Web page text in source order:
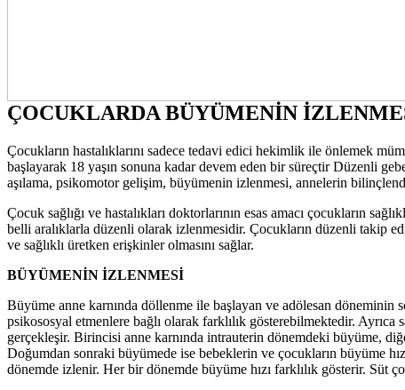
ÇOCUKLARDA BÜYÜMENİN
Çocukların hastalıklarını sadece tedavi edici hekimlik ile önlemek
başlayarak 18 yaşın sonuna kadar devem eden bir süreçtir Düzenli
aşılama, psikomotor gelişim, büyümenin izlenmesi, annelerin
Çocuk sağlığı ve hastalıkları doktorlarının esas amacı çocukların
belli aralıklarla düzenli olarak izlenmesidir. Çocukların düzenli takip
ve sağlıklı üretken erişkinler olmasını sağlar.
BÜYÜMENİN İZLENMESİ
Büyüme anne karnında döllenme ile başlayan ve adölesan döneminin
psikososyal etmenlere bağlı olarak farklılık gösterebilmektedir.
gerçekleşir. Birincisi anne karnında intrauterin dönemdeki büyüme,
Doğumdan sonraki büyümede ise bebeklerin ve çocukların büyüme
dönemde izlenir. Her bir dönemde büyüme hızı farklılık gösterir. Süt